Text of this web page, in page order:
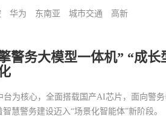
华为 东南亚 城市交通 高新
警务大模型一体机” “成长
为核心，全面搭载国产AI芯片，面向警务
慧警务建设迈入“场景化智能体”新阶段。